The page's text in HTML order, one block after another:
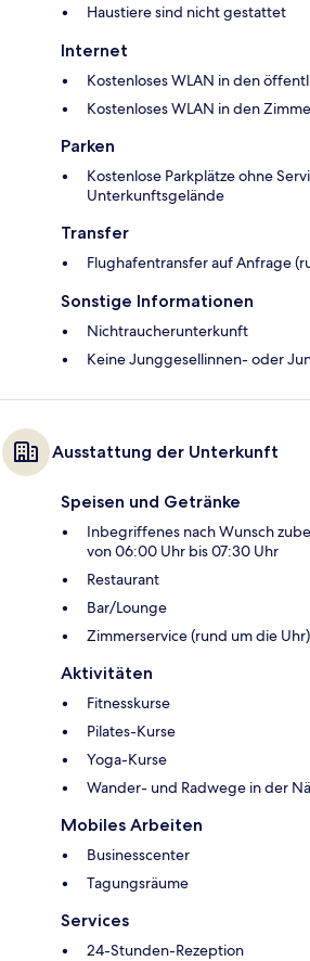
Haustiere sind nicht gestattet
Internet
Kostenloses WLAN in den
Kostenloses WLAN in den
Parken
Kostenlose Parkplätze ohne
Unterkunftsgelände
Transfer
Flughafentransfer auf Anfrage
Sonstige Informationen
Nichtraucherunterkunft
Keine Junggesellinnen- oder
Ausstattung der Unterkunft
Speisen und Getränke
Inbegriffenes nach Wunsch
von 06:00 Uhr bis 07:30 Uhr
Restaurant
Bar/Lounge
Zimmerservice (rund um die Uhr)
Aktivitäten
Fitnesskurse
Pilates-Kurse
Yoga-Kurse
Wander- und Radwege in der
Mobiles Arbeiten
Businesscenter
Tagungsräume
Services
24-Stunden-Rezeption